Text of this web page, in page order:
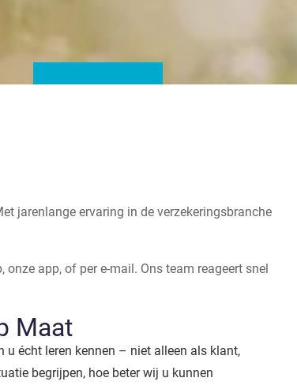
jarenlange ervaring in de verzekeringsbranche
app, of per e-mail. Ons team reageert snel
Maat
écht leren kennen – niet alleen als klant,
begrijpen, hoe beter wij u kunnen